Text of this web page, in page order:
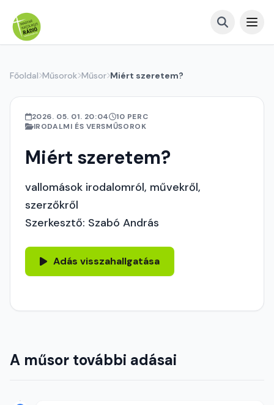
Főoldal Műsorok Műsor Miért szeretem?
2026. 05. 01. 20:04
10 PERC
IRODALMI ÉS VERSMŰSOROK
Miért szeretem?
vallomások irodalomról, művekről,
szerzőkről
Szerkesztő: Szabó András
Adás visszahallgatása
A műsor további adásai